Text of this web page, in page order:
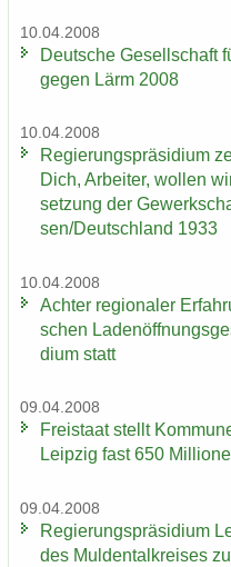
10.04.2008
Deut­sche Ge­sell­schaft
gegen Lärm 2008
10.04.2008
Re­gie­rungs­prä­si­di­um
Dich, Ar­bei­ter, wol­len
set­zung der
sen/Deutsch­land 1933
10.04.2008
Ach­ter re­gio­na­ler
schen
di­um statt
09.04.2008
Frei­staat stellt
Leip­zig fast 650
09.04.2008
Re­gie­rungs­prä­si­di­um
des Mul­den­tal­krei­ses